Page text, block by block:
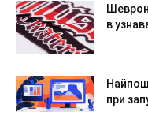
в
при